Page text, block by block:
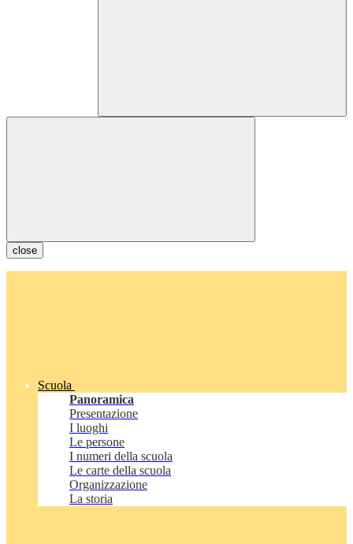
close
Scuola
Panoramica
Presentazione
I luoghi
Le persone
I numeri della scuola
Le carte della scuola
Organizzazione
La storia